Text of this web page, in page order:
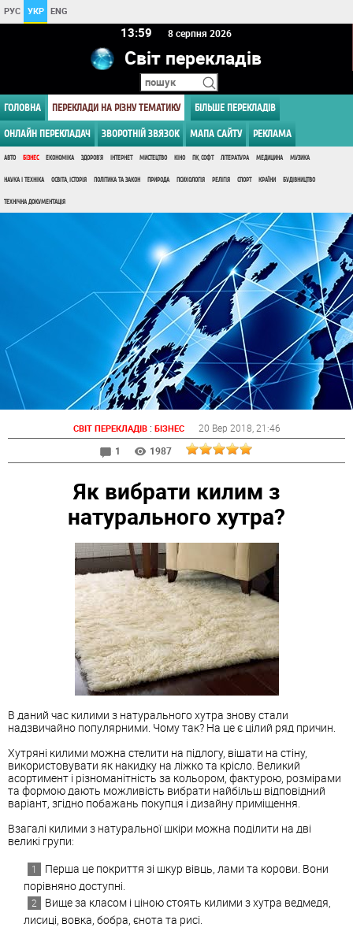
РУС УКР ENG
13 59 8 серпня 2026
Світ перекладів
ГОЛОВНА ПЕРЕКЛАДИ НА РІЗНУ ТЕМАТИКУ БІЛЬШЕ ПЕРЕКЛАДІВ
ОНЛАЙН ПЕРЕКЛАДАЧ ЗВОРОТНІЙ ЗВЯЗОК МАПА САЙТУ РЕКЛАМА
АВТО БІЗНЕС ЕКОНОМІКА ЗДОРОВ'Я ІНТЕРНЕТ МИСТЕЦТВО КІНО ПК, СОФТ ЛІТЕРАТУРА МЕДИЦИНА МУЗИКА
НАУКА І ТЕХНІКА ОСВІТА, ІСТОРІЯ ПОЛІТИКА ТА ЗАКОН ПРИРОДА ПСИХОЛОГІЯ РЕЛІГІЯ СПОРТ КРАЇНИ БУДІВНИЦТВО
ТЕХНІЧНА ДОКУМЕНТАЦІЯ
СВІТ ПЕРЕКЛАДІВ: БІЗНЕС 20 Вер 2018 , 21:46
1
1987
Як вибрати килим з
натурального хутра?
В даний час килими з натурального хутра знову стали
надзвичайно популярними. Чому так? На це є цілий ряд причин.
Хутряні килими можна стелити на підлогу, вішати на стіну,
використовувати як накидку на ліжко та крісло. Великий
асортимент і різноманітність за кольором, фактурою, розмірами
та формою дають можливість вибрати найбільш відповідний
варіант, згідно побажань покупця і дизайну приміщення.
Взагалі килими з натуральної шкіри можна поділити на дві
великі групи:
Перша це покриття зі шкур вівць, лами та корови. Вони
порівняно доступні.
Вище за класом і ціною стоять килими з хутра ведмедя,
лисиці, вовка, бобра, єнота та рисі.